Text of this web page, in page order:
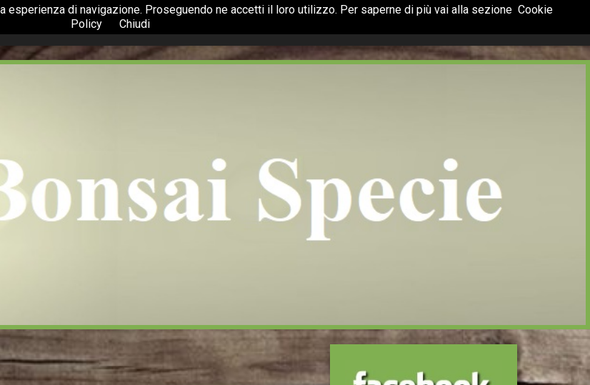
Bonsai Accessori
di navigazione. Proseguendo ne accetti il loro utilizzo. Per saperne di più vai alla sezione Cookie
Policy
Chiudi